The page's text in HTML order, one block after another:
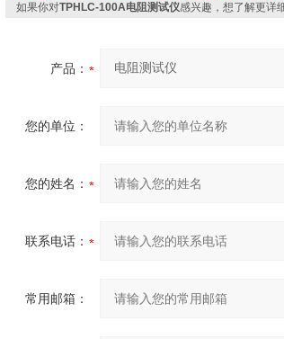
如果你对TPHLC-100A电阻测试仪感兴趣，想了解更详
产品：
您的单位：
您的姓名：
联系电话：
常用邮箱：